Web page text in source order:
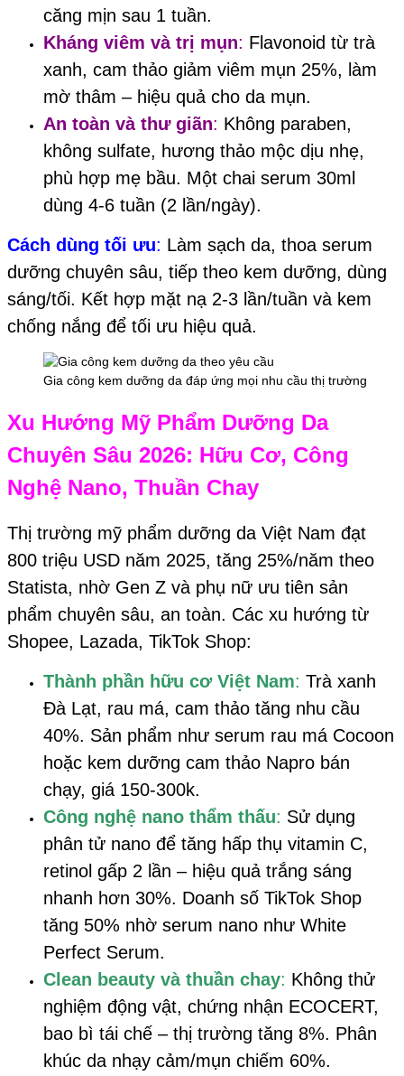
căng mịn sau 1 tuần.
Kháng viêm và trị mụn: Flavonoid từ trà
xanh, cam thảo giảm viêm mụn 25%, làm
mờ thâm – hiệu quả cho da mụn.
An toàn và thư giãn: Không paraben,
không sulfate, hương thảo mộc dịu nhẹ,
phù hợp mẹ bầu. Một chai serum 30ml
dùng 4-6 tuần (2 lần/ngày).
Cách dùng tối ưu: Làm sạch da, thoa serum
dưỡng chuyên sâu, tiếp theo kem dưỡng, dùng
sáng/tối. Kết hợp mặt nạ 2-3 lần/tuần và kem
chống nắng để tối ưu hiệu quả.
Gia công kem dưỡng da đáp ứng mọi nhu cầu thị trường
Xu Hướng Mỹ Phẩm Dưỡng Da
Chuyên Sâu 2026: Hữu Cơ, Công
Nghệ Nano, Thuần Chay
Thị trường mỹ phẩm dưỡng da Việt Nam đạt
800 triệu USD năm 2025, tăng 25%/năm theo
Statista, nhờ Gen Z và phụ nữ ưu tiên sản
phẩm chuyên sâu, an toàn. Các xu hướng từ
Shopee, Lazada, TikTok Shop:
Thành phần hữu cơ Việt Nam: Trà xanh
Đà Lạt, rau má, cam thảo tăng nhu cầu
40%. Sản phẩm như serum rau má Cocoon
hoặc kem dưỡng cam thảo Napro bán
chạy, giá 150-300k.
Công nghệ nano thẩm thấu: Sử dụng
phân tử nano để tăng hấp thụ vitamin C,
retinol gấp 2 lần – hiệu quả trắng sáng
nhanh hơn 30%. Doanh số TikTok Shop
tăng 50% nhờ serum nano như White
Perfect Serum.
Clean beauty và thuần chay: Không thử
nghiệm động vật, chứng nhận ECOCERT,
bao bì tái chế – thị trường tăng 8%. Phân
khúc da nhạy cảm/mụn chiếm 60%.